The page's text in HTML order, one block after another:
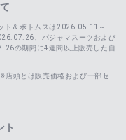
ト＆ボトムスは2026.05.11～
、
パジャマスーツおよび
の期間に4週間以上販売した自
店頭とは販売価格および一部セ
ト